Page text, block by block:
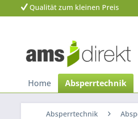
Qualität zum kleinen Preis
Home Absperrtechnik
Absperrtechnik